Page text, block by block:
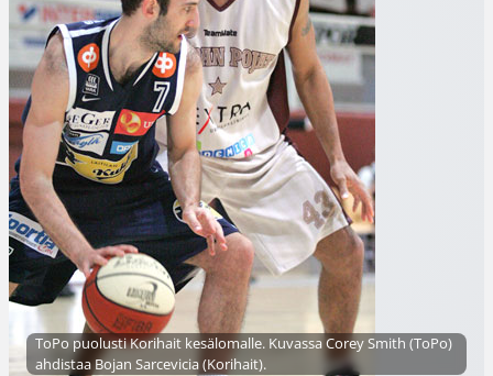
ToPo puolusti Korihait kesälomalle. Kuvassa Corey Smith (ToPo)
ahdistaa Bojan Sarcevicia (Korihait).